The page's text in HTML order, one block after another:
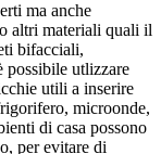
ma anche
altri materiali quali il
bifacciali,
utlizzare
utili a inserire
microonde,
di casa possono
per evitare di